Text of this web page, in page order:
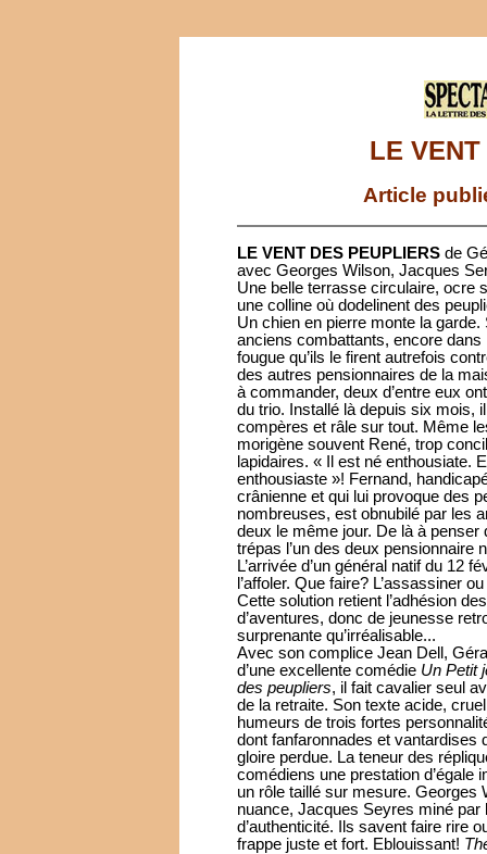
LE
Article
LE VENT DES PEUPLIERS de
avec Georges Wilson, Jacques
Une belle terrasse circulaire, ocre
une colline où dodelinent des
Un chien en pierre monte la
anciens combattants, encore dans
fougue qu’ils le firent autrefois
des autres pensionnaires de la
à commander, deux d’entre eux
du trio. Installé là depuis six mois,
compères et râle sur tout. Même
morigène souvent René, trop
lapidaires. « Il est né enthousiate.
enthousiaste »! Fernand,
crânienne et qui lui provoque des
nombreuses, est obnubilé par les
deux le même jour. De là à penser
trépas l’un des deux pensionnaire
L’arrivée d’un général natif du 12
l’affoler. Que faire? L’assassiner
Cette solution retient l’adhésion
d’aventures, donc de jeunesse
surprenante qu’irréalisable...
Avec son complice Jean Dell,
d’une excellente comédie Un Petit
des peupliers, il fait cavalier seul
de la retraite. Son texte acide,
humeurs de trois fortes
dont fanfaronnades et
gloire perdue. La teneur des
comédiens une prestation d’égale
un rôle taillé sur mesure. Georges
nuance, Jacques Seyres miné par
d’authenticité. Ils savent faire rire
frappe juste et fort. Eblouissant!